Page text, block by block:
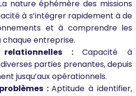
nature éphémère des missions
à s’intégrer rapidement à de
et à comprendre les
chaque entreprise.
relationnelles :Capacité à
parties prenantes, depuis
jusqu’aux opérationnels.
:Aptitude à identifier,